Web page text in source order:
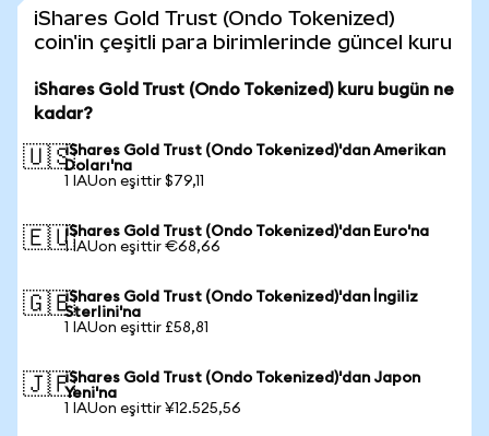
iShares Gold Trust (Ondo Tokenized)
coin'in çeşitli para birimlerinde güncel kuru
iShares Gold Trust (Ondo Tokenized) kuru bugün ne
kadar?
🇺🇸iShares Gold Trust (Ondo Tokenized)'dan Amerikan
Doları'na
1 IAUon eşittir $79,11
🇪🇺iShares Gold Trust (Ondo Tokenized)'dan Euro'na
1 IAUon eşittir €68,66
🇬🇧iShares Gold Trust (Ondo Tokenized)'dan İngiliz
Sterlini'na
1 IAUon eşittir £58,81
🇯🇵iShares Gold Trust (Ondo Tokenized)'dan Japon
Yeni'na
1 IAUon eşittir ¥12.525,56